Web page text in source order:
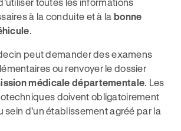
à la conduite et à la bonne
.
peut demander des examens
ou renvoyer le dossier
médicale départementale. Les
doivent obligatoirement
sein d’un établissement agréé par la